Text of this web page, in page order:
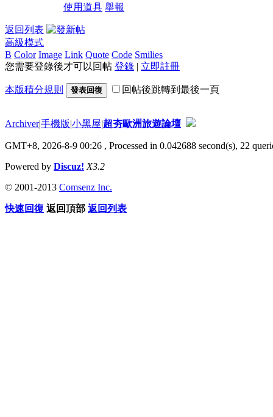
使用道具 舉報
返回列表
高級模式
B Color Image Link Quote Code Smilies
您需要登錄後才可以回帖 登錄 | 立即註冊
本版積分規則 發表回復 回帖後跳轉到最後一頁
Archiver|手機版|小黑屋|超夯歐洲旅遊論壇
GMT+8, 2026-8-9 00:26 , Processed in 0.042688 second(s), 22
Powered by Discuz! X3.2
© 2001-2013 Comsenz Inc.
快速回復 返回頂部 返回列表